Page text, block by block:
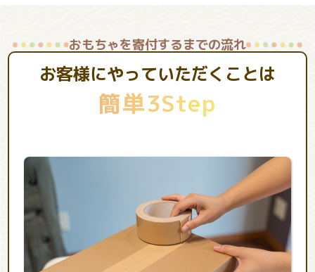
おもちゃを寄付するまでの流れ
お客様にやっていただくことは
簡単3Step